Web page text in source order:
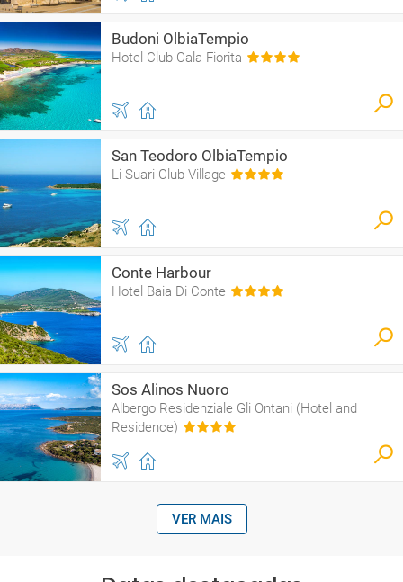
Budoni OlbiaTempio
Hotel Club Cala Fiorita
San Teodoro OlbiaTempio
Li Suari Club Village
Conte Harbour
Hotel Baia Di Conte
Sos Alinos Nuoro
Albergo Residenziale Gli Ontani (Hotel and
Residence)
VER MAIS